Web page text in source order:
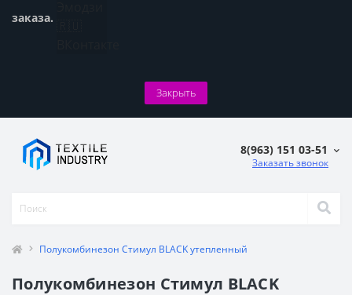
заказа.
Закрыть
8(963) 151 03-51
Заказать звонок
Полукомбинезон Стимул BLACK утепленный
Полукомбинезон Стимул BLACK